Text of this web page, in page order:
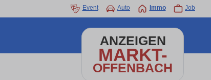
Event Auto Immo Job
ANZEIGEN
MARKT-
OFFENBACH